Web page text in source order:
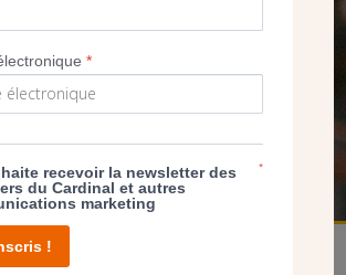
DON
D’AGIR
FAIRE UN DON
*
recevoir la newsletter des
du Cardinal et autres
marketing
*
!